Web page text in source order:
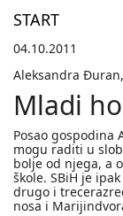
START
04.10.2011
Aleksandra
Mladi
Posao gospodina
mogu raditi u
bolje od njega, a
škole. SBiH je
drugo i
nosa i